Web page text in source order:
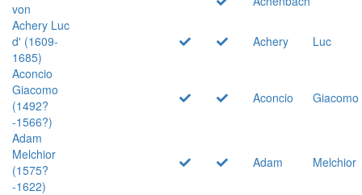
von
Achery Luc
d' (1609-
1685)
Achery
Luc
Aconcio
Giacomo
(1492?
-1566?)
Aconcio Giacomo
Adam
Melchior
(1575?
-1622)
Adam Melchior